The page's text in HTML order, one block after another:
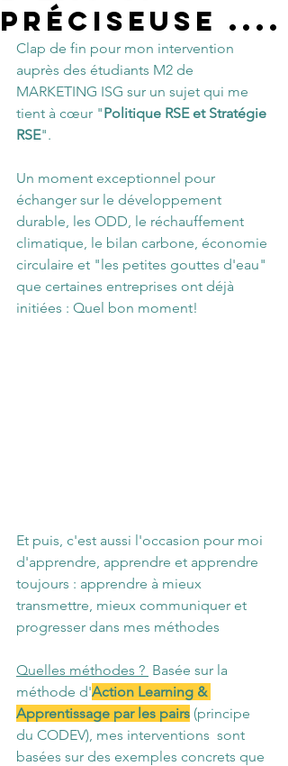
préciseuse ....
Clap de fin pour mon intervention
auprès des étudiants M2 de
MARKETING ISG sur un sujet qui me
tient à cœur "Politique RSE et Stratégie
RSE".
Un moment exceptionnel pour
échanger sur le développement
durable, les ODD, le réchauffement
climatique, le bilan carbone, économie
circulaire et "les petites gouttes d'eau"
que certaines entreprises ont déjà
initiées : Quel bon moment!
Et puis, c'est aussi l'occasion pour moi
d'apprendre, apprendre et apprendre
toujours : apprendre à mieux
transmettre, mieux communiquer et
progresser dans mes méthodes
Quelles méthodes ? Basée sur la
méthode d'Action Learning &
Apprentissage par les pairs (principe
du CODEV), mes interventions  sont
basées sur des exemples concrets que